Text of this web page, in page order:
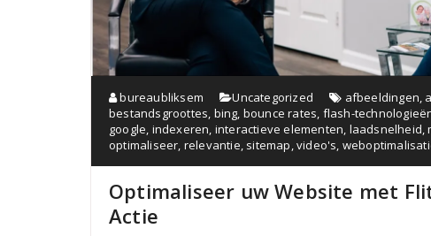
bureaubliksem Uncategorized afbeeldingen,
bestandsgroottes, bing, bounce rates, flash-
google, indexeren, interactieve elementen, laadsnelheid,
optimaliseer, relevantie, sitemap,video's,
Optimaliseer uw Website met
Actie